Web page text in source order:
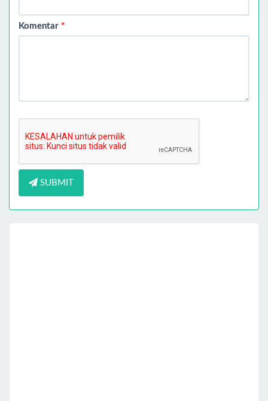
Komentar *
SUBMIT